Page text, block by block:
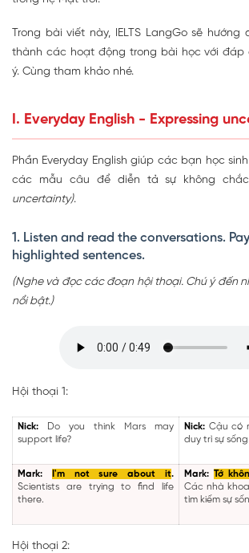
Trong bài viết này, IELTS LangGo sẽ
thành các hoạt động trong bài học với đáp
ý. Cùng tham khảo nhé.
I. Everyday English - Expressing
Phần Everyday English giúp các bạn học
các mẫu câu để diễn tả sự không
uncertainty).
1. Listen and read the conversations.
highlighted sentences.
(Nghe và đọc các đoạn hội thoại. Chú ý đến
nổi bật.)
Hội thoại 1:
Nick: Do you think Mars may
support life?
Nick: Cậu có
duy trì sự
Mark: I'm not sure about it.
Scientists are trying to find life
there.
Mark: Tớ
Các nhà
tìm kiếm sự
Hội thoại 2: